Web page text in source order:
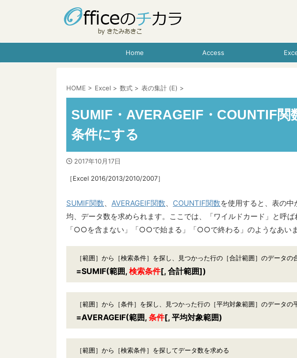
Home Access
HOME > Excel > 数式 > 表の集計 (E) >
SUMIF・AVERAGEIF・COUNTIF関
条件にする
2017年10月17日
［Excel 2016/2013/2010/2007］
SUMIF関数、 AVERAGEIF関数、 COUNTIF関数を使用すると、表の
均、データ数を求められます。ここでは、「ワイルドカード」と呼
「○○を含まない」「○○で始まる」「○○で終わる」のようなあいま
［範囲］から［検索条件］を探し、見つかった行の［合計範囲］のデータの
=SUMIF(範囲, 検索条件[, 合計範囲])
［範囲］から［条件］を探し、見つかった行の［平均対象範囲］のデータの
=AVERAGEIF(範囲, 条件[, 平均対象範囲)
［範囲］から［検索条件］を探してデータ数を求める